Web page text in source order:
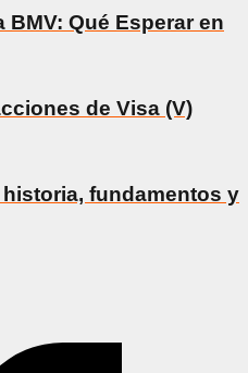
BMV: Qué Esperar en
de Visa (V)
fundamentos y